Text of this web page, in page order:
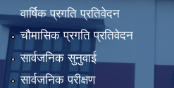
वार्षिक प्रगति प्रतिवेदन
चौमासिक प्रगति प्रतिवेदन
सार्वजनिक सुनुवाई
सार्वजनिक परीक्षण